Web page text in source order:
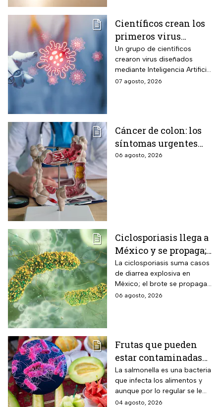
Científicos crean los
primeros virus
diseñados por la IA,
¿son peligrosos para
los humanos?
Un grupo de científicos
crearon virus diseñados
mediante Inteligencia Artificial
pero se han encendido las
07 agosto, 2026
Cáncer de colon: los
síntomas urgentes
que te advierten que
06 agosto, 2026
Ciclosporiasis llega a
México y se propaga;
activan protocolos
para revisar frutas y
verduras
La ciclosporiasis suma casos
de diarrea explosiva en
México; el brote se propaga
en el territorio nacional
06 agosto, 2026
Frutas que pueden
estar contaminadas
de salmonella y cómo
protegerte del
contagio
La salmonella es una bacteria
que infecta los alimentos y
aunque por lo regular se le
relaciona con el huevo,
04 agosto, 2026